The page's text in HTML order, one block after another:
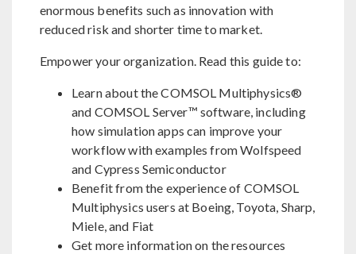
enormous benefits such as innovation with
reduced risk and shorter time to market.
Empower your organization. Read this guide to:
Learn about the COMSOL Multiphysics®
and COMSOL Server™ software, including
how simulation apps can improve your
workflow with examples from Wolfspeed
and Cypress Semiconductor
Benefit from the experience of COMSOL
Multiphysics users at Boeing, Toyota, Sharp,
Miele, and Fiat
Get more information on the resources